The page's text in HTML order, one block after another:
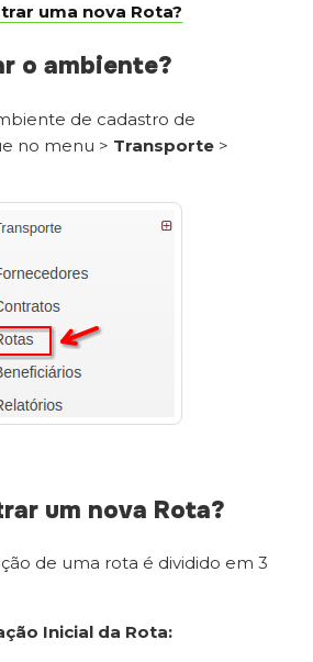
uma nova Rota?
o ambiente?
de cadastro de
no menu > Transporte >
um nova Rota?
de uma rota é dividido em 3
Inicial da Rota: